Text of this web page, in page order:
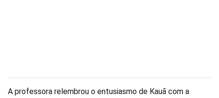
A professora relembrou o entusiasmo de Kauã com a